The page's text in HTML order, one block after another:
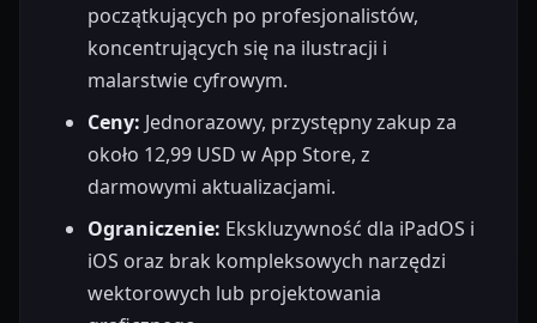
początkujących po profesjonalistów,
koncentrujących się na ilustracji i
malarstwie cyfrowym.
Ceny: Jednorazowy, przystępny zakup za
około 12,99 USD w App Store, z
darmowymi aktualizacjami.
Ograniczenie: Ekskluzywność dla iPadOS i
iOS oraz brak kompleksowych narzędzi
wektorowych lub projektowania